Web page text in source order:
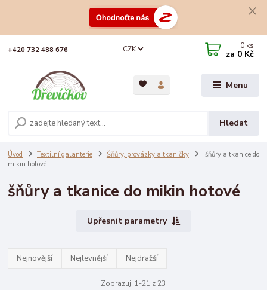
Menu
CZK
Hledat
+420 732 488 676 0 ks
za 0 Kč
Úvod Textilní galanterie Šňůry, provázky a tkaničky
šňůry a tkanice do
mikin hotové
šňůry a tkanice do mikin hotové
Upřesnit parametry
Nejnovější Nejlevnější Nejdražší
Zobrazuji 1-21 z 23